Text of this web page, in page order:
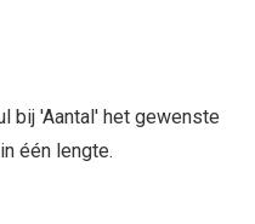
bij 'Aantal' het gewenste
één lengte.